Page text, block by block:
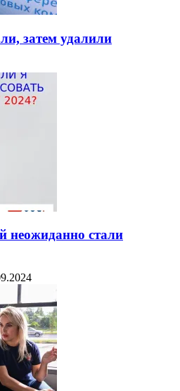
затем удалили
стали